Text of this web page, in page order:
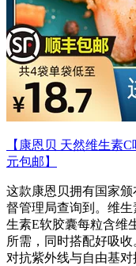
【康恩贝 天然维生素
元包邮】
这款康恩贝拥有国家
督管理局查询到。维生
生素E软胶囊每粒含维
所需，同时搭配好吸
对抗紫外线与自由基